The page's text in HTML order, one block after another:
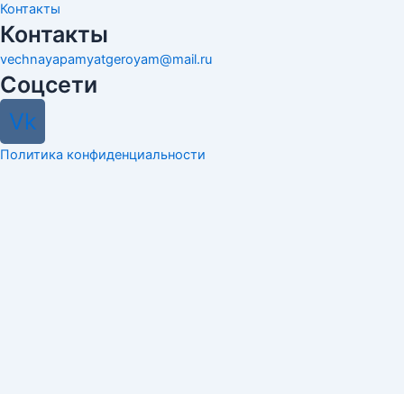
Контакты
Контакты
vechnayapamyatgeroyam@mail.ru
Соцсети
Vk
Политика конфиденциальности